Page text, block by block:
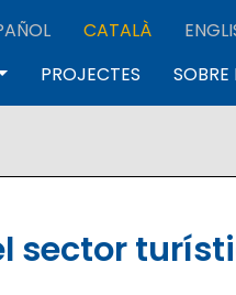
PROJECTES SOBRE
CATALÀ
sector